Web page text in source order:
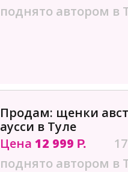
поднято автором в
Продам: щенки
аусси в Туле
Цена 12 999 Р.
поднято автором в